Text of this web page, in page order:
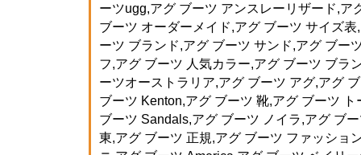
ーツugg,アグ ブーツ アンスレーリザード,ア
ブーツ オーダーメイド,アグ ブーツ サイズ
ーツ ブランド,アグ ブーツ サンド,アグ ブー
フ,アグ ブーツ 人気カラー,アグ ブーツ ブラ
ーツオーストラリア,アグ ブーツ アグ,アグ
ブーツ Kenton,アグ ブーツ 靴,アグ ブーツ
ブーツ Sandals,アグ ブーツ ノイラ,アグ ブ
東,アグ ブーツ 正規,アグ ブーツ ファッショ